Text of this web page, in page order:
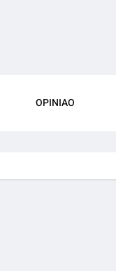
OPINIAO